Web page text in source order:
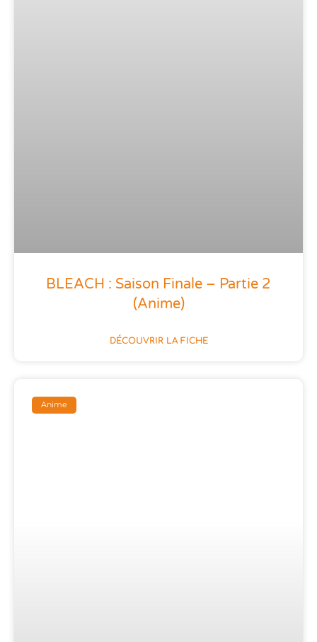
BLEACH : Saison Finale – Partie 2
(anime)
DÉCOUVRIR LA FICHE
Anime